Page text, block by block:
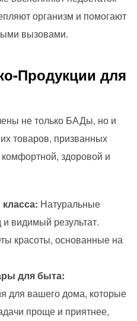
организм и помогают
вызовами.
Продукции для
не только БАДы, но и
товаров, призванных
здоровой и
Натуральные
видимый результат.
красоты, основанные на
для быта:
для вашего дома, которые
проще и приятнее,